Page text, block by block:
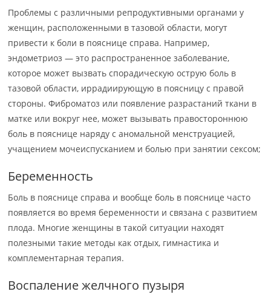
Проблемы с различными репродуктивными органами у
женщин, расположенными в тазовой области, могут
привести к боли в пояснице справа. Например,
эндометриоз — это распространенное заболевание,
которое может вызвать спорадическую острую боль в
тазовой области, иррадиирующую в поясницу с правой
стороны. Фиброматоз или появление разрастаний ткани в
матке или вокруг нее, может вызывать правостороннюю
боль в пояснице наряду с аномальной менструацией,
учащением мочеиспусканием и болью при занятии сексом;
Беременность
Боль в пояснице справа и вообще боль в пояснице часто
появляется во время беременности и связана с развитием
плода. Многие женщины в такой ситуации находят
полезными такие методы как отдых, гимнастика и
комплементарная терапия.
Воспаление желчного пузыря